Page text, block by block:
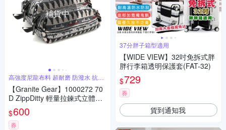
補貨中
高強度尼龍布料 超耐磨 防潑水 抗撕
裂
【Granite Gear】1000272 70
D ZippDitty 輕量拉鍊式立體收
納袋(1L) / 2入 / 月光與槳
$600
券
37分胖子箱型適用
【WIDE VIEW】32吋免拆式胖
胖行李箱透明保護套(FAT-32)
$729
券
貨到通知我